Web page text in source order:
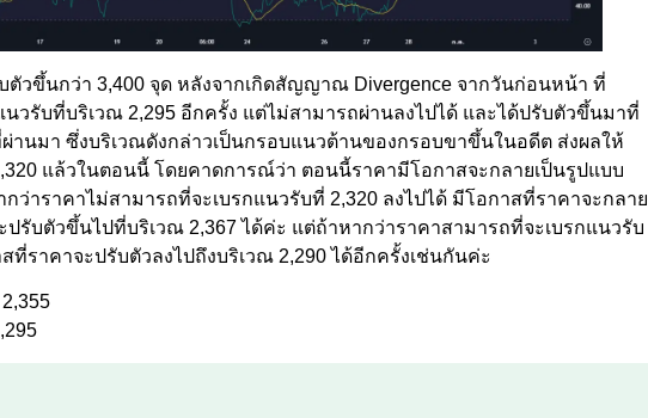
ตัวขึ้นกว่า 3,400 จุด หลังจากเกิดสัญญาณ Divergence จากวันก่อนหน้า ที่
นวรับที่บริเวณ 2,295 อีกครั้ง แต่ไม่สามารถผ่านลงไปได้ และได้ปรับตัวขึ้นมาที่
านมา ซึ่งบริเวณดังกล่าวเป็นกรอบแนวต้านของกรอบขาขึ้นในอดีต ส่งผลให้
แล้วในตอนนี้ โดยคาดการณ์ว่า ตอนนี้ราคามีโอกาสจะกลายเป็นรูปแบบ
ว่าราคาไม่สามารถที่จะเบรกแนวรับที่ 2,320 ลงไปได้ มีโอกาสที่ราคาจะกลาย
ปรับตัวขึ้นไปที่บริเวณ 2,367 ได้ค่ะ แต่ถ้าหากว่าราคาสามารถที่จะเบรกแนวรับ
ที่ราคาจะปรับตัวลงไปถึงบริเวณ 2,290 ได้อีกครั้งเช่นกันค่ะ